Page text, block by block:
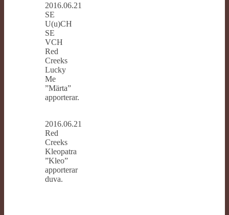
2016.06.21
SE
U(u)CH
SE
VCH
Red
Creeks
Lucky
Me
”Märta”
apporterar.
2016.06.21
Red
Creeks
Kleopatra
”Kleo”
apporterar
duva.